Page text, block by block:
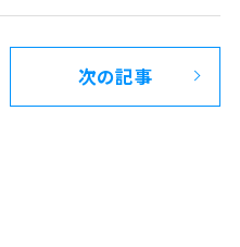
次の記事